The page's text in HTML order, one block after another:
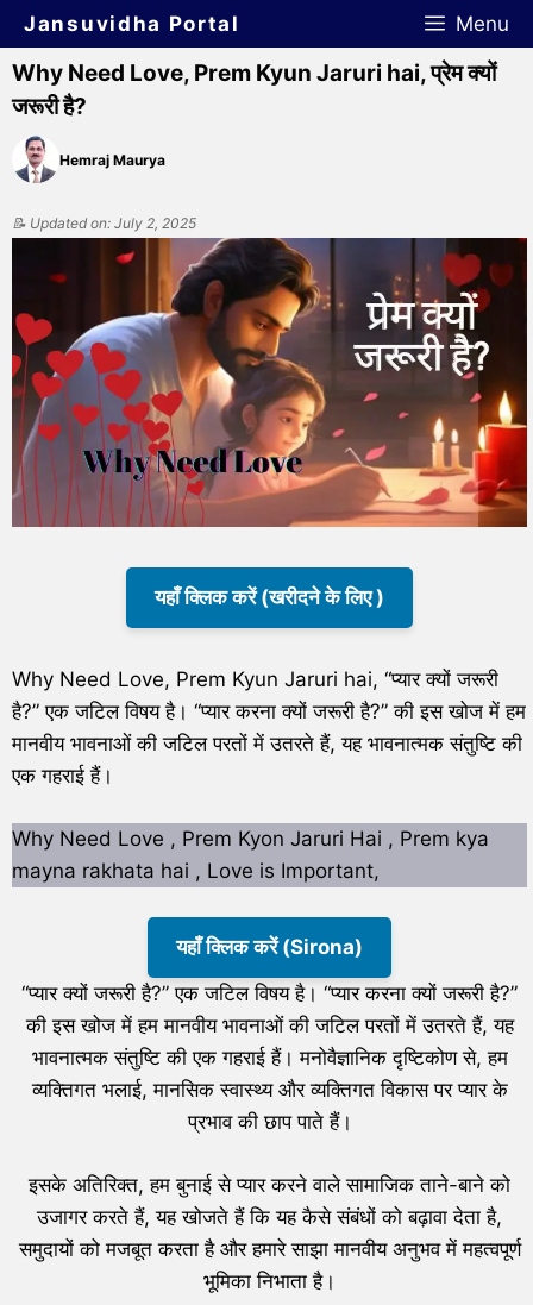
Jansuvidha Portal Menu
Why Need Love, Prem Kyun Jaruri hai, प्रेम क्यों
जरूरी है?
Hemraj Maurya
📝 Updated on: July 2, 2025
यहाँ क्लिक करें (खरीदने के लिए )
Why Need Love, Prem Kyun Jaruri hai, “प्यार क्यों जरूरी
है?” एक जटिल विषय है। “प्यार करना क्यों जरूरी है?” की इस खोज में हम
मानवीय भावनाओं की जटिल परतों में उतरते हैं, यह भावनात्मक संतुष्टि की
एक गहराई हैं।
Why Need Love , Prem Kyon Jaruri Hai , Prem kya
mayna rakhata hai , Love is Important,
यहाँ क्लिक करें (Sirona)
“प्यार क्यों जरूरी है?” एक जटिल विषय है। “प्यार करना क्यों जरूरी है?”
की इस खोज में हम मानवीय भावनाओं की जटिल परतों में उतरते हैं, यह
भावनात्मक संतुष्टि की एक गहराई हैं। मनोवैज्ञानिक दृष्टिकोण से, हम
व्यक्तिगत भलाई, मानसिक स्वास्थ्य और व्यक्तिगत विकास पर प्यार के
प्रभाव की छाप पाते हैं।
इसके अतिरिक्त, हम बुनाई से प्यार करने वाले सामाजिक ताने-बाने को
उजागर करते हैं, यह खोजते हैं कि यह कैसे संबंधों को बढ़ावा देता है,
समुदायों को मजबूत करता है और हमारे साझा मानवीय अनुभव में महत्वपूर्ण
भूमिका निभाता है।